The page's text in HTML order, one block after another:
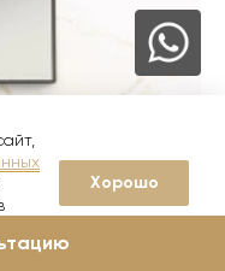
Хорошо